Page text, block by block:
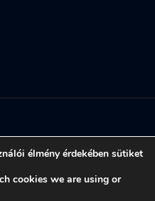
élmény érdekében sütiket
cookies we are using or